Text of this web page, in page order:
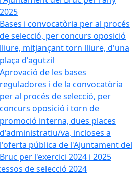
2025
Bases i convocatòria per al procés
de selecció, per concurs oposició
lliure, mitjançant torn lliure, d'una
plaça d'agutzil
Aprovació de les bases
reguladores i de la convocatòria
per al procés de selecció, per
concurs oposició i torn de
promoció interna, dues places
d'administratiu/va, incloses a
l'oferta pública de l'Ajuntament del
Bruc per l'exercici 2024 i 2025
de selecció 2024